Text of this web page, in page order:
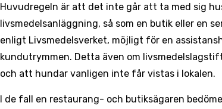
Huvudregeln är att det inte går att ta med sig
livsmedelsanläggning, så som en butik eller en
enligt Livsmedelsverket, möjligt för en
kundutrymmen. Detta även om
och att hundar vanligen inte får vistas i lokalen.
I de fall en restaurang- och butiksägaren